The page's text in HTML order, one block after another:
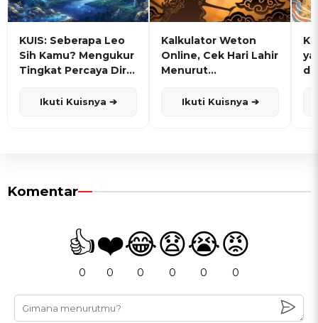
KUIS: Seberapa Leo
Sih Kamu? Mengukur
Tingkat Percaya Diri
Ikuti Kuisnya ➔
Kalkulator Weton
Online, Cek Hari Lahir
Menurut
Ikuti Kuisnya ➔
Komentar
👍
0
❤️
0
😂
0
😧
0
😭
0
😡
0